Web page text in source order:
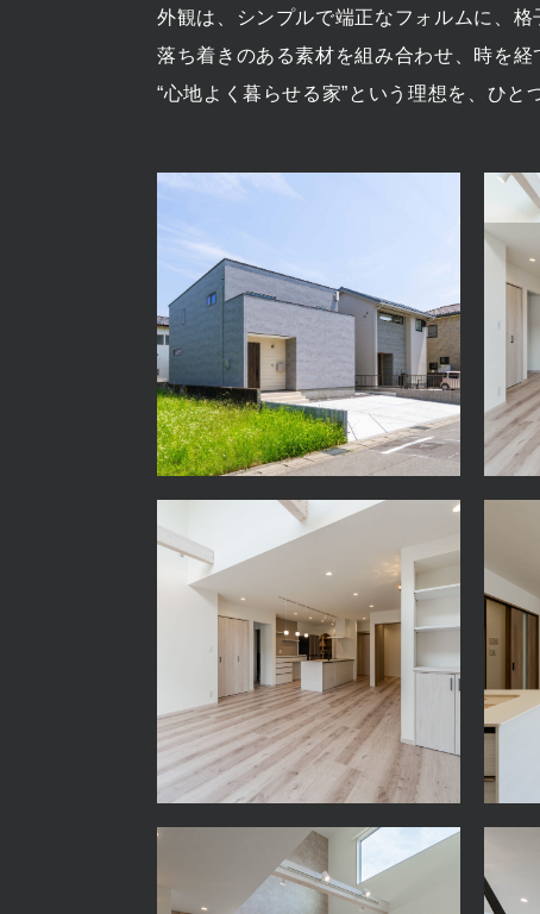
外観は、シンプルで端正なフォルムに、格
落ち着きのある素材を組み合わせ、時を経
“心地よく暮らせる家”という理想を、ひと